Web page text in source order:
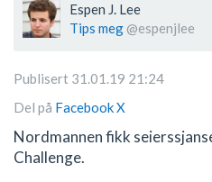
Espen J. Lee
Tips meg @espenjlee
Publisert 31.01.19 21:24
Del på FacebookX
Nordmannen fikk
Challenge.